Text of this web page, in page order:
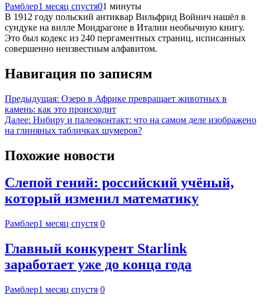
Рамблер1 месяц спустя01 минуты
В 1912 году польский антиквар Вильфрид Войнич нашёл в
сундуке на вилле Мондрагоне в Италии необычную книгу.
Это был кодекс из 240 пергаментных страниц, исписанных
совершенно неизвестным алфавитом.
Навигация по записям
Предыдущая: Озеро в Африке превращает животных в
камень: как это происходит
Далее: Нибиру и палеоконтакт: что на самом деле изображено
на глиняных табличках шумеров?
Похожие новости
Слепой гений: российский учёный,
который изменил математику
Рамблер1 месяц спустя 0
Главный конкурент Starlink
заработает уже до конца года
Рамблер1 месяц спустя 0